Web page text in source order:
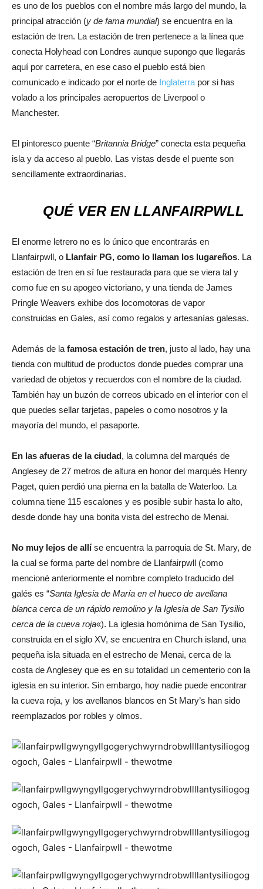
es uno de los pueblos con el nombre más largo del mundo, la
principal atracción (y de fama mundial) se encuentra en la
estación de tren. La estación de tren pertenece a la línea que
conecta Holyhead con Londres aunque supongo que llegarás
aquí por carretera, en ese caso el pueblo está bien
comunicado e indicado por el norte de Inglaterra por si has
volado a los principales aeropuertos de Liverpool o
Manchester.
El pintoresco puente “Britannia Bridge” conecta esta pequeña
isla y da acceso al pueblo. Las vistas desde el puente son
sencillamente extraordinarias.
QUÉ VER EN LLANFAIRPWLL
El enorme letrero no es lo único que encontrarás en
Llanfairpwll, o Llanfair PG, como lo llaman los lugareños. La
estación de tren en sí fue restaurada para que se viera tal y
como fue en su apogeo victoriano, y una tienda de James
Pringle Weavers exhibe dos locomotoras de vapor
construidas en Gales, así como regalos y artesanías galesas.
Además de la famosa estación de tren, justo al lado, hay una
tienda con multitud de productos donde puedes comprar una
variedad de objetos y recuerdos con el nombre de la ciudad.
También hay un buzón de correos ubicado en el interior con el
que puedes sellar tarjetas, papeles o como nosotros y la
mayoría del mundo, el pasaporte.
En las afueras de la ciudad, la columna del marqués de
Anglesey de 27 metros de altura en honor del marqués Henry
Paget, quien perdió una pierna en la batalla de Waterloo. La
columna tiene 115 escalones y es posible subir hasta lo alto,
desde donde hay una bonita vista del estrecho de Menai.
No muy lejos de allíse encuentra la parroquia de St. Mary, de
la cual se forma parte del nombre de Llanfairpwll (como
mencioné anteriormente el nombre completo traducido del
galés es “Santa Iglesia de María en el hueco de avellana
blanca cerca de un rápido remolino y la Iglesia de San Tysilio
cerca de la cueva roja«). La iglesia homónima de San Tysilio,
construida en el siglo XV, se encuentra en Church island, una
pequeña isla situada en el estrecho de Menai, cerca de la
costa de Anglesey que es en su totalidad un cementerio con la
iglesia en su interior. Sin embargo, hoy nadie puede encontrar
la cueva roja, y los avellanos blancos en St Mary’s han sido
reemplazados por robles y olmos.